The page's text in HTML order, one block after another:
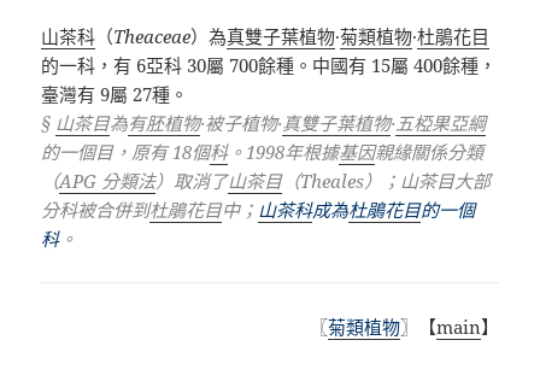
山茶科 （Theaceae）為真雙子葉植物·菊類植物·杜鵑花目
的一科，有 6亞科 30屬 700餘種。中國有 15屬 400餘種，
臺灣有 9屬 27種。
§ 山茶目為有胚植物·被子植物·真雙子葉植物·五椏果亞綱
的一個目，原有18個科。1998年根據基因親緣關係分類
（APG 分類法）取消了山茶目（Theales）；山茶目大部
分科被合併到杜鵑花目中； 山茶科成為杜鵑花目的一個
科。
〖菊類植物〗【main】